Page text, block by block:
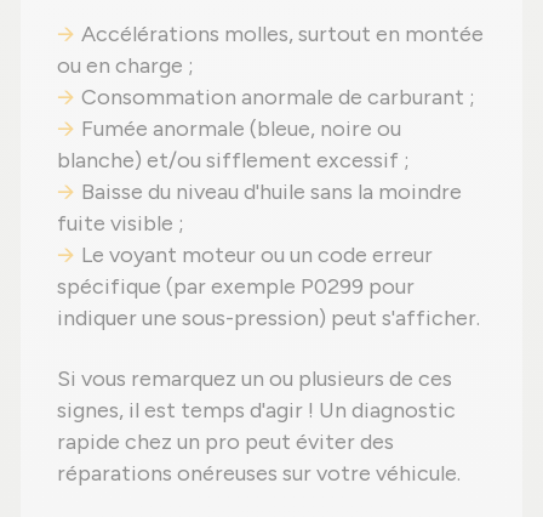
Accélérations molles, surtout en montée
ou en charge ;
Consommation anormale de carburant ;
Fumée anormale (bleue, noire ou
blanche) et/ou sifflement excessif ;
Baisse du niveau d'huile sans la moindre
fuite visible ;
Le voyant moteur ou un code erreur
spécifique (par exemple P0299 pour
indiquer une sous-pression) peut s'afficher.
Si vous remarquez un ou plusieurs de ces
signes, il est temps d'agir ! Un diagnostic
rapide chez un pro peut éviter des
réparations onéreuses sur votre véhicule.